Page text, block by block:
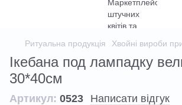
Ритуальна продукція Хвойні вироби
Ікебана под лампадку
30*40см
Артикул: 0523 Написати відгук